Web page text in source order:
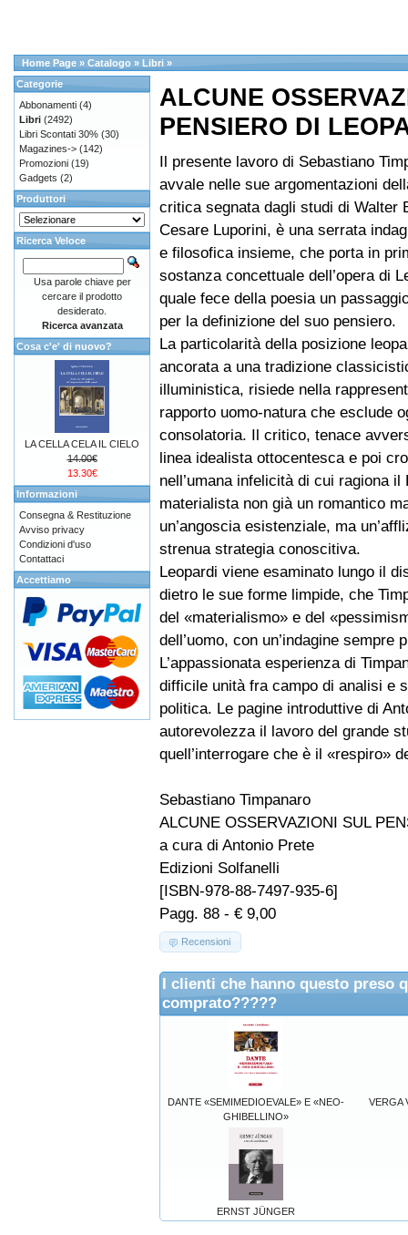
Home Page » Catalogo » Libri »
ALCUNE
PENSIERO DI
Il presente lavoro di Sebastiano
avvale nelle sue argomentazioni
critica segnata dagli studi di Walter
Cesare Luporini, è una serrata
e filosofica insieme, che porta in
sostanza concettuale dell’opera di
quale fece della poesia un
per la definizione del suo pensiero.
La particolarità della posizione
ancorata a una tradizione
illuministica, risiede nella
rapporto uomo-natura che esclude
consolatoria. Il critico, tenace
linea idealista ottocentesca e poi
nell’umana infelicità di cui ragiona il
materialista non già un romantico
un’angoscia esistenziale, ma
strenua strategia conoscitiva.
Leopardi viene esaminato lungo il
dietro le sue forme limpide, che
del «materialismo» e del
dell’uomo, con un’indagine sempre
L’appassionata esperienza di
difficile unità fra campo di analisi e
politica. Le pagine introduttive di
autorevolezza il lavoro del grande
quell’interrogare che è il «respiro»
Sebastiano Timpanaro
ALCUNE OSSERVAZIONI SUL
a cura di Antonio Prete
Edizioni Solfanelli
[ISBN-978-88-7497-935-6]
Pagg. 88 - € 9,00
Recensioni
I clienti che hanno questo preso
comprato?????
DANTE «SEMIMEDIOEVALE» E «NEO-
GHIBELLINO»
VERGA
ERNST JÜNGER
Categorie
Abbonamenti (4)
Libri (2492)
Libri Scontati 30% (30)
Magazines-> (142)
Promozioni (19)
Gadgets (2)
Produttori
Ricerca Veloce
Usa parole chiave per
cercare il prodotto
desiderato.
Ricerca avanzata
Cosa c'e' di nuovo?
LA CELLA CELA IL CIELO
14.00€
13.30€
Informazioni
Consegna & Restituzione
Avviso privacy
Condizioni d'uso
Contattaci
Accettiamo